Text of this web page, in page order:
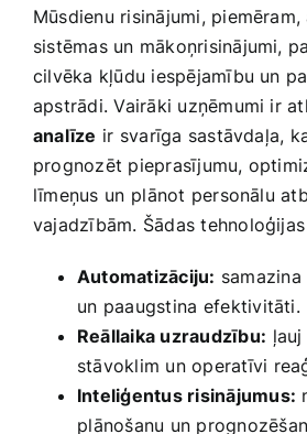
Mūsdienu‌ risinājumi,
sistēmas un mākoņrisinājumi,
cilvēka kļūdu iespējamību un
apstrādi. ​Vairāki uzņēmumi ir
analīze ir ⁤svarīga sastāvdaļa,
prognozēt pieprasījumu,
līmeņus ⁢un ⁤plānot personālu
vajadzībām. Šādas
Automatizāciju:
un ⁢paaugstina ⁤efektivitāti.
Reāllaika uzraudzību:
‌stāvoklim ‌un operatīvi
Inteliģentus risinājumus:
⁣plānošanu un